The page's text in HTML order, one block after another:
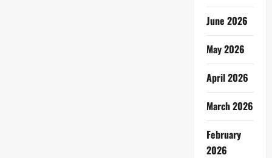
June 2026
May 2026
April 2026
March 2026
February
2026